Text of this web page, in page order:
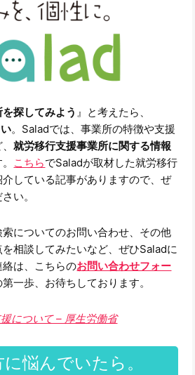
探してみよう 』と考えたら、
。Saladでは、事業所の特徴や支援
、就労移行支援事業所に関する情報
こちらでSaladが取材した就労移行
している記事がありますので、ぜ
い。
についてのお問い合わせ、その他
相談してみたいなど、ぜひSaladに
は、こちらのお問い合わせフォー
一歩、お待ちしております。
について – 厚生労働省
悩んでいたら。